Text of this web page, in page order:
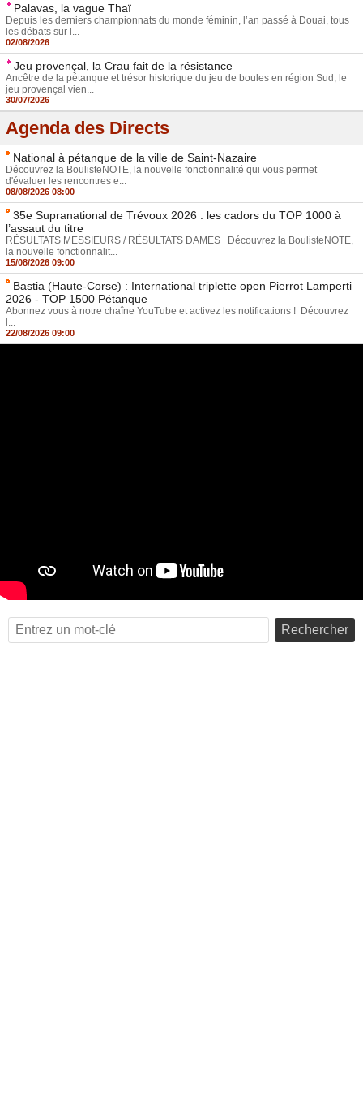
Palavas, la vague Thaï
Depuis les derniers championnats du monde féminin, l’an passé à Douai, tous
les débats sur l...
02/08/2026
Jeu provençal, la Crau fait de la résistance
Ancêtre de la pétanque et trésor historique du jeu de boules en région Sud, le
jeu provençal vien...
30/07/2026
Agenda des Directs
National à pétanque de la ville de Saint-Nazaire
Découvrez la BoulisteNOTE, la nouvelle fonctionnalité qui vous permet
d'évaluer les rencontres e...
08/08/2026 08:00
35e Supranational de Trévoux 2026 : les cadors du TOP 1000 à
l’assaut du titre
RÉSULTATS MESSIEURS / RÉSULTATS DAMES Découvrez la BoulisteNOTE,
la nouvelle fonctionnalit...
15/08/2026 09:00
Bastia (Haute-Corse) : International triplette open Pierrot Lamperti
2026 - TOP 1500 Pétanque
Abonnez vous à notre chaîne YouTube et activez les notifications ! Découvrez
l...
22/08/2026 09:00
Rechercher